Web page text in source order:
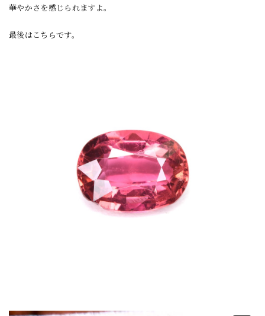
華やかさを感じられますよ。
最後はこちらです。